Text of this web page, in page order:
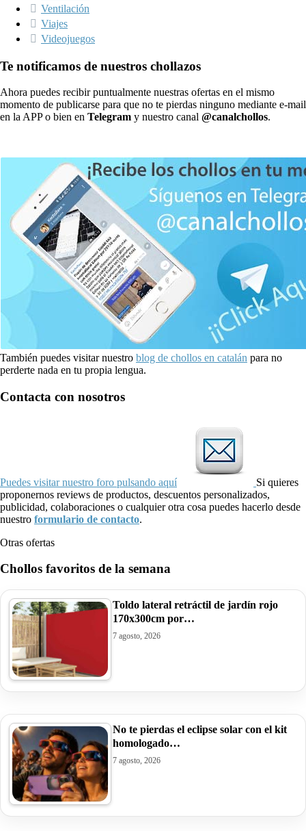
Ventilación
Viajes
Videojuegos
Te notificamos de nuestros chollazos
Ahora puedes recibir puntualmente nuestras ofertas en el mismo
momento de publicarse para que no te pierdas ninguno mediante e-mail
en la APP o bien en Telegram y nuestro canal @canalchollos.
También puedes visitar nuestro blog de chollos en catalán para no
perderte nada en tu propia lengua.
Contacta con nosotros
Puedes visitar nuestro foro pulsando aquí
Si quieres
proponernos reviews de productos, descuentos personalizados,
publicidad, colaboraciones o cualquier otra cosa puedes hacerlo desde
nuestro formulario de contacto.
Otras ofertas
Chollos favoritos de la semana
Toldo lateral retráctil de jardín rojo
170x300cm por…
7 agosto, 2026
No te pierdas el eclipse solar con el kit
homologado…
7 agosto, 2026